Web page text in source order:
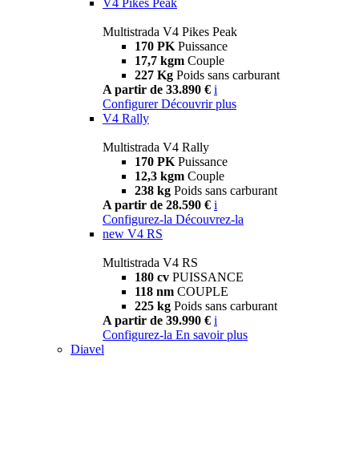
Multistrada V4 Pikes Peak
170 PK Puissance
17,7 kgm Couple
227 Kg Poids sans carburant
A partir de 33.890 € i
Configurer Découvrir plus
V4 Rally
Multistrada V4 Rally
170 PK Puissance
12,3 kgm Couple
238 kg Poids sans carburant
A partir de 28.590 € i
Configurez-la Découvrez-la
new V4 RS
Multistrada V4 RS
180 cv PUISSANCE
118 nm COUPLE
225 kg Poids sans carburant
A partir de 39.990 € i
Configurez-la En savoir plus
Diavel